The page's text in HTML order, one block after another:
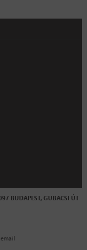
BUDAPEST, GUBACSI ÚT
email